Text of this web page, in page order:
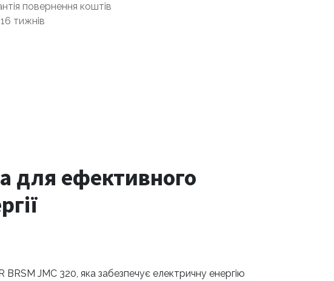
повернення коштів
тижнів
для ефективного
JMC 320, яка забезпечує електричну енергію